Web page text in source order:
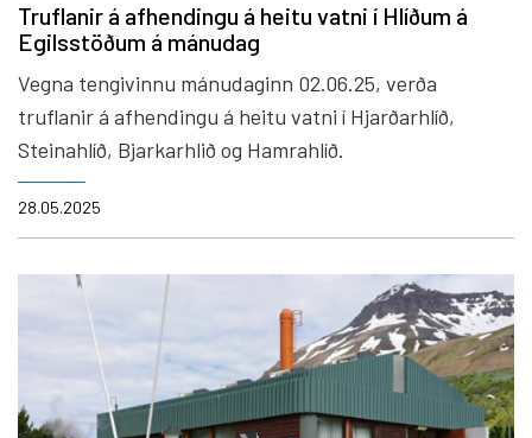
Truflanir á afhendingu á heitu vatni í Hlíðum á
Egilsstöðum á mánudag
28.05.2025
Vegna tengivinnu mánudaginn 02.06.25, verða
truflanir á afhendingu á heitu vatni í Hjarðarhlíð,
Steinahlíð, Bjarkarhlið og Hamrahlíð.